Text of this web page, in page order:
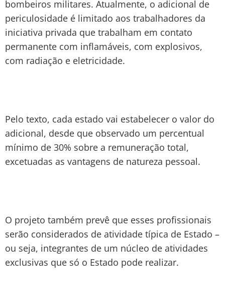
bombeiros militares. Atualmente, o adicional de
periculosidade é limitado aos trabalhadores da
iniciativa privada que trabalham em contato
permanente com inflamáveis, com explosivos,
com radiação e eletricidade.
Pelo texto, cada estado vai estabelecer o valor do
adicional, desde que observado um percentual
mínimo de 30% sobre a remuneração total,
excetuadas as vantagens de natureza pessoal.
O projeto também prevê que esses profissionais
serão considerados de atividade típica de Estado –
ou seja, integrantes de um núcleo de atividades
exclusivas que só o Estado pode realizar.